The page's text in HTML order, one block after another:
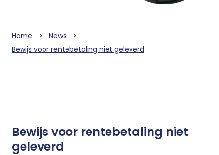
Home
News
Bewijs voor rentebetaling niet geleverd
Bewijs voor rentebetaling niet
geleverd